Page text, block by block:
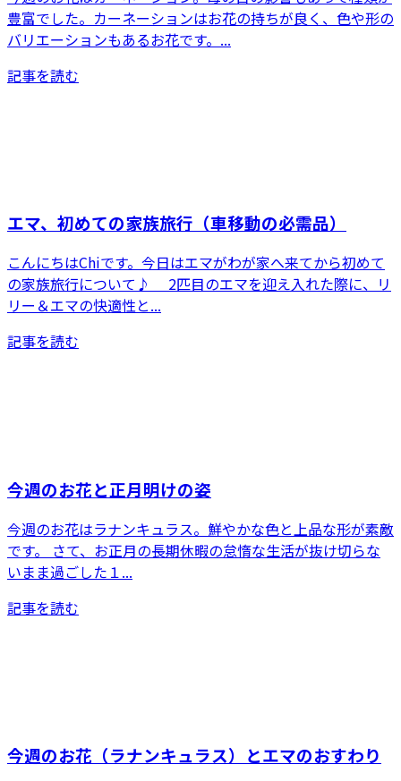
豊富でした。カーネーションはお花の持ちが良く、色や形の
バリエーションもあるお花です。...
記事を読む
エマ、初めての家族旅行（車移動の必需品）
こんにちはChiです。今日はエマがわが家へ来てから初めて
の家族旅行について♪ 2匹目のエマを迎え入れた際に、リ
リー＆エマの快適性と...
記事を読む
今週のお花と正月明けの姿
今週のお花はラナンキュラス。鮮やかな色と上品な形が素敵
です。 さて、お正月の長期休暇の怠惰な生活が抜け切らな
いまま過ごした１...
記事を読む
今週のお花（ラナンキュラス）とエマのおすわり